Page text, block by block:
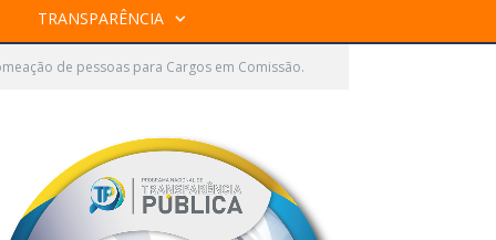
TRANSPARÊNCIA
de pessoas para Cargos em Comissão.